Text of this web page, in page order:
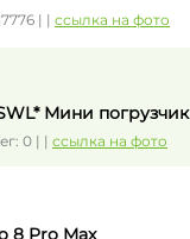
| | ссылка на фото
Мини погрузчик
0 | | ссылка на фото
8 Pro Max